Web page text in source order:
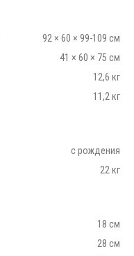
92 × 60 × 99-109 см
41 × 60 × 75 см
12,6 кг
11,2 кг
с рождения
22 кг
18 см
28 см